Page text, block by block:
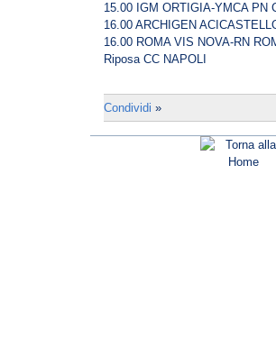
15.00 IGM ORTIGIA-YMCA PN
16.00 ARCHIGEN
16.00 ROMA VIS NOVA-RN
Riposa CC NAPOLI
Condividi »